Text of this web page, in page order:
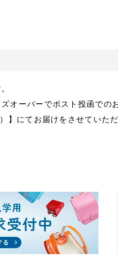
オーバーでポスト投函での
】にてお届けをさせていただ